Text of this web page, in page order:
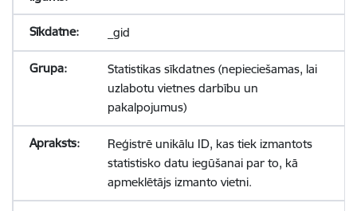
_gid
Statistikas sīkdatnes (nepieciešamas, lai
uzlabotu vietnes darbību un
pakalpojumus)
Reģistrē unikālu ID, kas tiek izmantots
statistisko datu iegūšanai par to, kā
apmeklētājs izmanto vietni.